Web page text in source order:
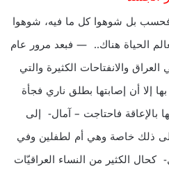
بل شوهوا كل ما فيه، شوهوا
الحياة هناك.. — فبعد مرور عام
والانفتاحات الكثيرة والتي
إلا أن إصابتها بطلق ناري فجأة
بالإعاقة فاحتاجت – آمال- إلى
ذلك خاصة وهي أم لطفلين وفي
الكثير من النساء العراقيّات